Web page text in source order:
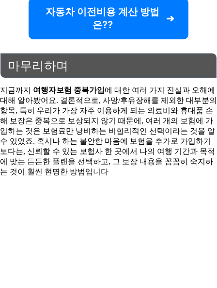
자동차 이전비용 계산 방법
은??
마무리하며
지금까지 여행자보험 중복가입에 대한 여러 가지 진실과 오해에
대해 알아봤어요. 결론적으로, 사망/후유장해를 제외한 대부분의
항목, 특히 우리가 가장 자주 이용하게 되는 의료비와 휴대품 손
해 보장은 중복으로 보상되지 않기 때문에, 여러 개의 보험에 가
입하는 것은 보험료만 낭비하는 비합리적인 선택이라는 것을 알
수 있었죠. 혹시나 하는 불안한 마음에 보험을 추가로 가입하기
보다는, 신뢰할 수 있는 보험사 한 곳에서 나의 여행 기간과 목적
에 맞는 든든한 플랜을 선택하고, 그 보장 내용을 꼼꼼히 숙지하
는 것이 훨씬 현명한 방법입니다